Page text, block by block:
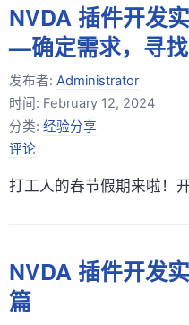
NVDA 插件开发
—确定需求，寻
发布者: Administrator
时间: February 12, 2024
分类: 经验分享
评论
打工人的春节假期来啦！
NVDA 插件开发
篇